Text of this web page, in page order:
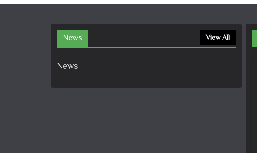
News View All
News